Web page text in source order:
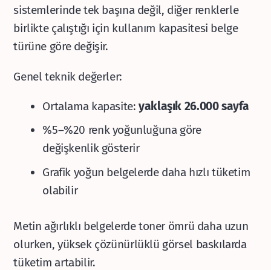
sistemlerinde tek başına değil, diğer renklerle
birlikte çalıştığı için kullanım kapasitesi belge
türüne göre değişir.
Genel teknik değerler:
Ortalama kapasite:yaklaşık 26.000 sayfa
%5–%20 renk yoğunluğuna göre
değişkenlik gösterir
Grafik yoğun belgelerde daha hızlı tüketim
olabilir
Metin ağırlıklı belgelerde toner ömrü daha uzun
olurken, yüksek çözünürlüklü görsel baskılarda
tüketim artabilir.